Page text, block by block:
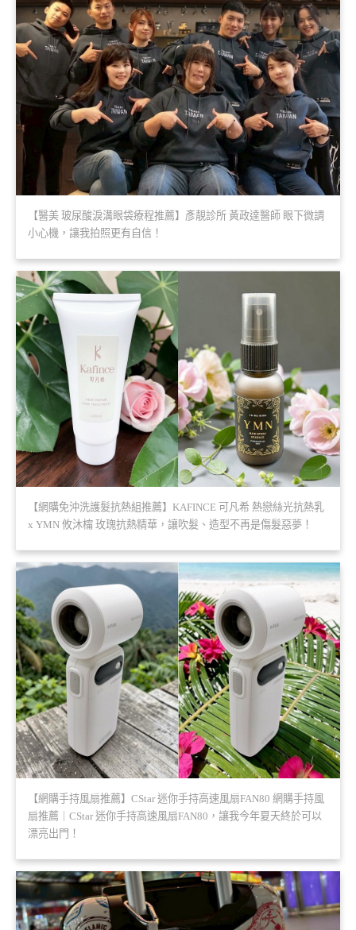
【醫美 玻尿酸淚溝眼袋療程推薦】彥靚診所 黃政達醫師 眼下微調
小心機，讓我拍照更有自信！
【網購免沖洗護髮抗熱組推薦】KAFINCE 可凡希 熱戀絲光抗熱乳
x YMN 攸沐橣 玫瑰抗熱精華，讓吹髮、造型不再是傷髮惡夢！
【網購手持風扇推薦】CStar 迷你手持高速風扇FAN80 網購手持風
扇推薦｜CStar 迷你手持高速風扇FAN80，讓我今年夏天終於可以
漂亮出門！